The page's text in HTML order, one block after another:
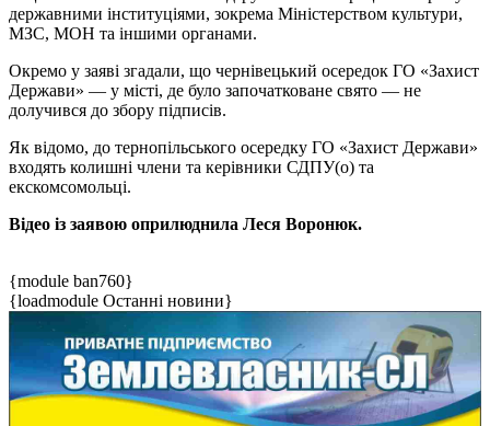
державними інституціями, зокрема Міністерством культури,
МЗС, МОН та іншими органами.
Окремо у заяві згадали, що чернівецький осередок ГО «Захист
Держави» — у місті, де було започатковане свято — не
долучився до збору підписів.
Як відомо, до тернопільського осередку ГО «Захист Держави»
входять колишні члени та керівники СДПУ(о) та
екскомсомольці.
Відео із заявою оприлюднила Леся Воронюк.
{module ban760}
{loadmodule Останні новини}